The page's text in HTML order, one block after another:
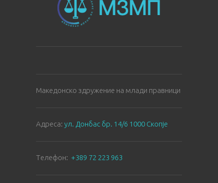
Македонско здружение на млади правници
Aдреса: ул. Донбас бр. 14/6 1000 Скопје
Tелефон: +389 72 223 963